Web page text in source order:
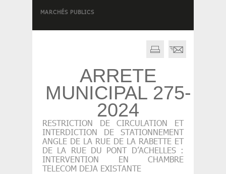
MARCHÉS PUBLICS
ARRETE
MUNICIPAL 275-
2024
RESTRICTION DE CIRCULATION ET
INTERDICTION DE STATIONNEMENT
ANGLE DE LA RUE DE LA RABETTE ET
DE LA RUE DU PONT D’ACHELLES :
INTERVENTION EN CHAMBRE
TELECOM DEJA EXISTANTE